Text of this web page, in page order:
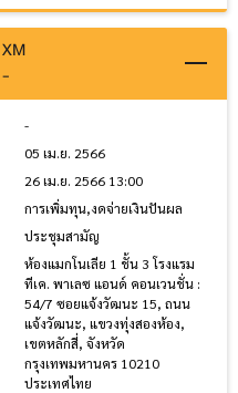
XM
-
-
05 เม.ย. 2566
26 เม.ย. 2566 13:00
การเพิ่มทุน,งดจ่ายเงินปันผล
ประชุมสามัญ
ห้องแมกโนเลีย 1 ชั้น 3 โรงแรม
ทีเค. พาเลซ แอนด์ คอนเวนชั่น :
54/7 ซอยแจ้งวัฒนะ 15, ถนน
แจ้งวัฒนะ, แขวงทุ่งสองห้อง,
เขตหลักสี่, จังหวัด
กรุงเทพมหานคร 10210
ประเทศไทย